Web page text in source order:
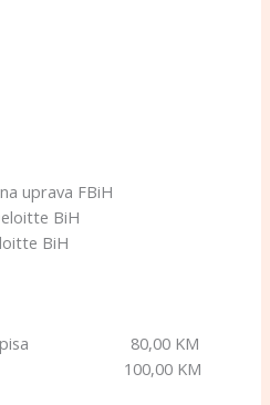
uprava FBiH
BiH
BiH
80,00 KM
100,00 KM